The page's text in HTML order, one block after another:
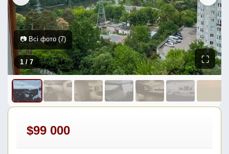
1 / 7 ⛶
📷 Всі фото (7)
$99 000